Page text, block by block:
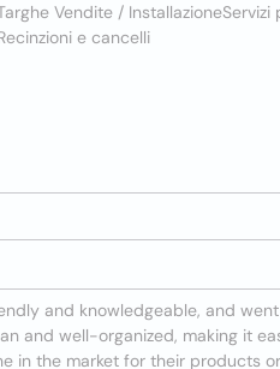
Vendite / InstallazioneServizi
e cancelli